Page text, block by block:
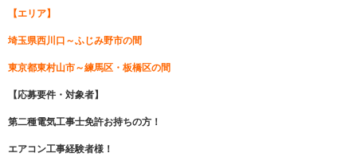
【エリア】
埼玉県西川口～ふじみ野市の間
東京都東村山市～練馬区・板橋区の間
【応募要件・対象者】
第二種電気工事士免許お持ちの方！
エアコン工事経験者様！